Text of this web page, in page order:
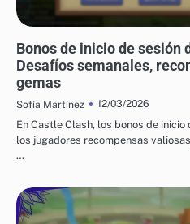
Bonos de inicio de sesión
Desafíos semanales,
gemas
Sofía Martínez
12/03/2026
En Castle Clash, los bonos de
los jugadores recompensas
…